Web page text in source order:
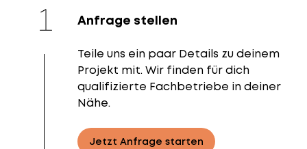
Anfrage stellen
Teile uns ein paar Details zu deinem
Projekt mit. Wir finden für dich
qualifizierte Fachbetriebe in deiner
Nähe.
Jetzt Anfrage starten